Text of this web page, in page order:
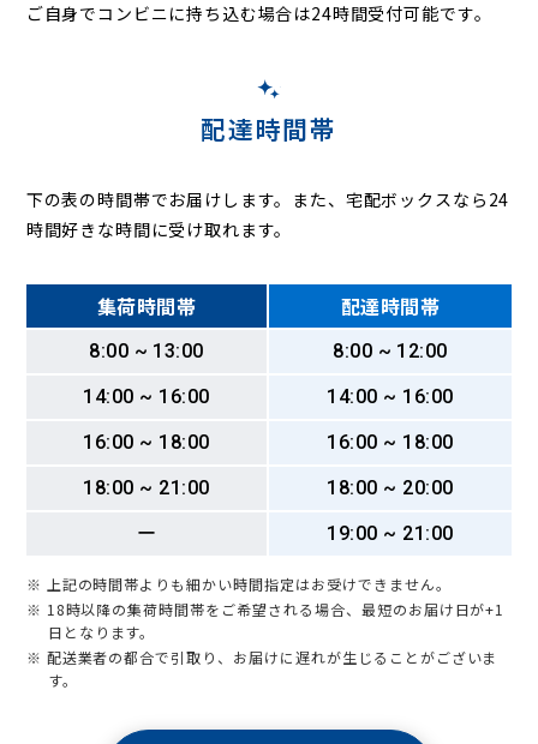
ご自身でコンビニに持ち込む場合は24時間受付可能です。
配達時間帯
下の表の時間帯でお届けします。また、宅配ボックスなら24
時間好きな時間に受け取れます。
集荷時間帯 配達時間帯
8:00 ~ 13:00
8:00 ~ 12:00
14:00 ~ 16:00
14:00 ~ 16:00
16:00 ~ 18:00
16:00 ~ 18:00
18:00 ~ 21:00
18:00 ~ 20:00
ー
19:00 ~ 21:00
※ 上記の時間帯よりも細かい時間指定はお受けできません。
※ 18時以降の集荷時間帯をご希望される場合、最短のお届け日が+1
日となります。
※ 配送業者の都合で引取り、お届けに遅れが生じることがございま
す。